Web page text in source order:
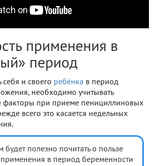
применения в
период
и своего ребёнка в период
необходимо учитывать
факторы при приеме пенициллиновых
всего это касается недельных
полезно почитать о пользе
применения в период беременности